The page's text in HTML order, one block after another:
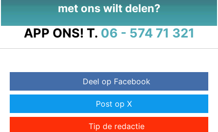
met ons wilt delen?
APP ONS! T. 06 - 574 71 321
Deel op Facebook
Post op X
Tip de redactie